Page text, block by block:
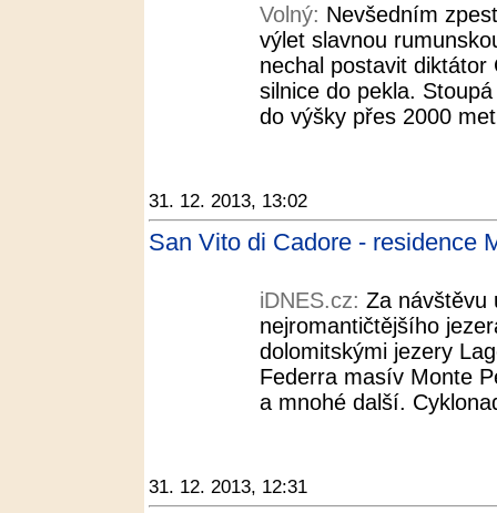
Volný: Nevšedním
výlet slavnou
nechal postavit
silnice do pekla.
do výšky přes 2000
31. 12. 2013, 13:02
San Vito di Cadore - residence
iDNES.cz: Za návštěvu
nejromantičtějšího
dolomitskými jezery
Federra masív Monte
a mnohé další.
31. 12. 2013, 12:31